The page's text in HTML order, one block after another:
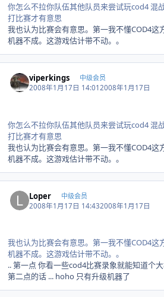
你怎么不拉你队伍其他队员来尝试玩cod4 混
打比赛才有意思
我也认为比赛会有意思。第一我不懂COD4这
机器不成。这游戏估计带不动。。
viperkings 中级会员
2008年1月17日 14:012008年1月17日
你怎么不拉你队伍其他队员来尝试玩cod4 混
打比赛才有意思
我也认为比赛会有意思。第一我不懂COD4这
机器不成。这游戏估计带不动。。
Loper 中级会员
2008年1月17日 14:432008年1月17日
我也认为比赛会有意思。第一我不懂COD4这
机器不成。这游戏估计带不动。。
.. 第一点 你看一些cod4比赛录象就能知道个
第二点的话 ... hoho 只有升级机器了